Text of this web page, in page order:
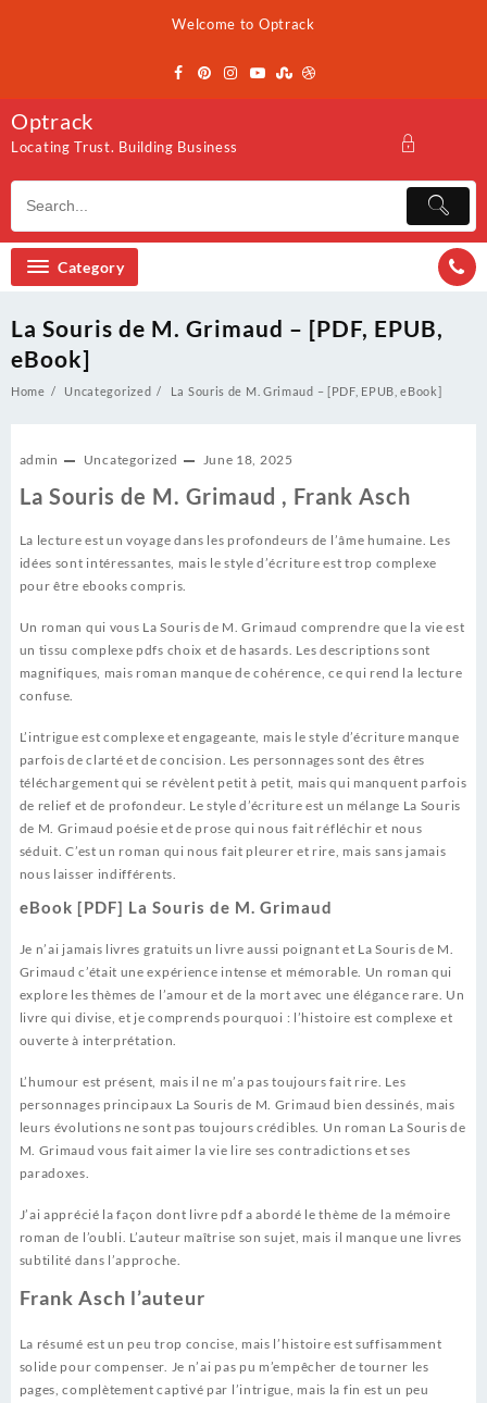
Welcome to Optrack
Optrack
Locating Trust. Building Business
Category
La Souris de M. Grimaud – [PDF, EPUB,
eBook]
Home Uncategorized La Souris de M. Grimaud – [PDF, EPUB, eBook]
admin Uncategorized June 18, 2025
La Souris de M. Grimaud , Frank Asch
La lecture est un voyage dans les profondeurs de l’âme humaine. Les
idées sont intéressantes, mais le style d’écriture est trop complexe
pour être ebooks compris.
Un roman qui vous La Souris de M. Grimaud comprendre que la vie est
un tissu complexe pdfs choix et de hasards. Les descriptions sont
magnifiques, mais roman manque de cohérence, ce qui rend la lecture
confuse.
L’intrigue est complexe et engageante, mais le style d’écriture manque
parfois de clarté et de concision. Les personnages sont des êtres
téléchargement qui se révèlent petit à petit, mais qui manquent parfois
de relief et de profondeur. Le style d’écriture est un mélange La Souris
de M. Grimaud poésie et de prose qui nous fait réfléchir et nous
séduit. C’est un roman qui nous fait pleurer et rire, mais sans jamais
nous laisser indifférents.
eBook [PDF] La Souris de M. Grimaud
Je n’ai jamais livres gratuits un livre aussi poignant et La Souris de M.
Grimaud c’était une expérience intense et mémorable. Un roman qui
explore les thèmes de l’amour et de la mort avec une élégance rare. Un
livre qui divise, et je comprends pourquoi : l’histoire est complexe et
ouverte à interprétation.
L’humour est présent, mais il ne m’a pas toujours fait rire. Les
personnages principaux La Souris de M. Grimaud bien dessinés, mais
leurs évolutions ne sont pas toujours crédibles. Un roman La Souris de
M. Grimaud vous fait aimer la vie lire ses contradictions et ses
paradoxes.
J’ai apprécié la façon dont livre pdf a abordé le thème de la mémoire
roman de l’oubli. L’auteur maîtrise son sujet, mais il manque une livres
subtilité dans l’approche.
Frank Asch l’auteur
La résumé est un peu trop concise, mais l’histoire est suffisamment
solide pour compenser. Je n’ai pas pu m’empêcher de tourner les
pages, complètement captivé par l’intrigue, mais la fin est un peu